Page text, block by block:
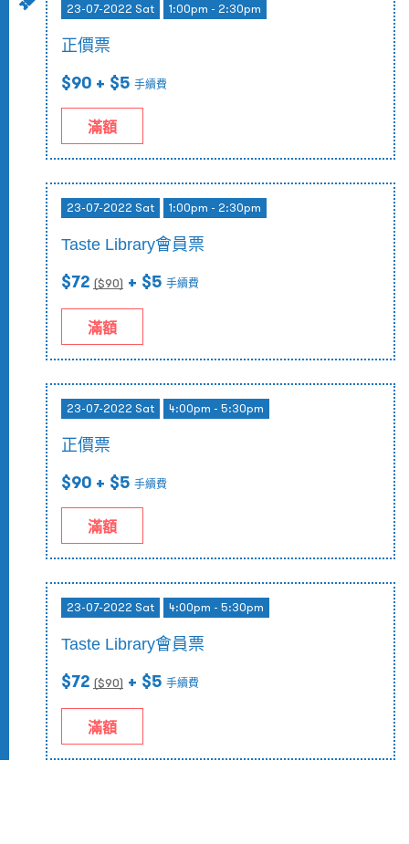
23-07-2022 Sat 1:00pm - 2:30pm
正價票
$90 + $5 手續費
滿額
23-07-2022 Sat 1:00pm - 2:30pm
Taste Library會員票
$72 ($90) + $5 手續費
滿額
23-07-2022 Sat 4:00pm - 5:30pm
正價票
$90 + $5 手續費
滿額
23-07-2022 Sat 4:00pm - 5:30pm
Taste Library會員票
$72 ($90) + $5 手續費
滿額